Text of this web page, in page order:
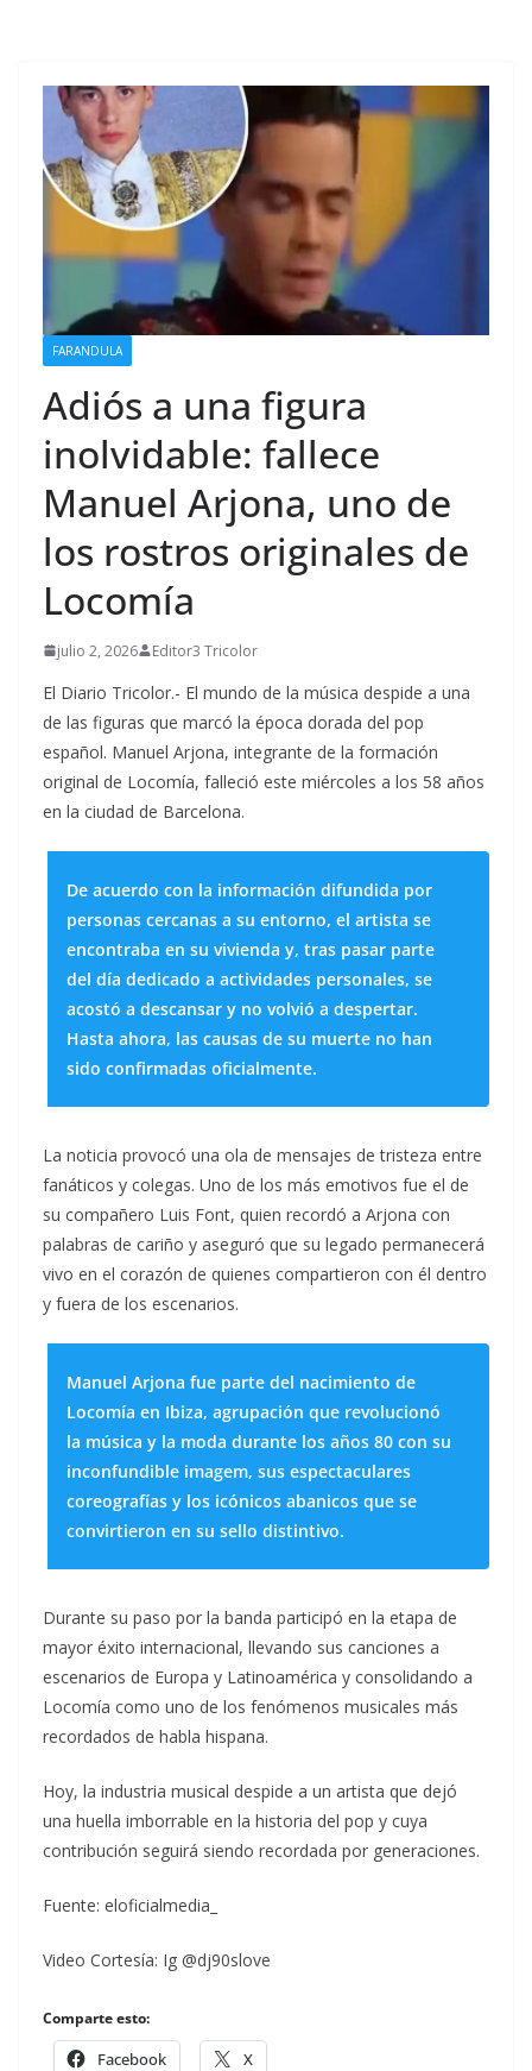
FARANDULA
Adiós a una figura
inolvidable: fallece
Manuel Arjona, uno de
los rostros originales de
Locomía
julio 2, 2026 Editor3 Tricolor
El Diario Tricolor.- El mundo de la música despide a una
de las figuras que marcó la época dorada del pop
español. Manuel Arjona, integrante de la formación
original de Locomía, falleció este miércoles a los 58 años
en la ciudad de Barcelona.
De acuerdo con la información difundida por
personas cercanas a su entorno, el artista se
encontraba en su vivienda y, tras pasar parte
del día dedicado a actividades personales, se
acostó a descansar y no volvió a despertar.
Hasta ahora, las causas de su muerte no han
sido confirmadas oficialmente.
La noticia provocó una ola de mensajes de tristeza entre
fanáticos y colegas. Uno de los más emotivos fue el de
su compañero Luis Font, quien recordó a Arjona con
palabras de cariño y aseguró que su legado permanecerá
vivo en el corazón de quienes compartieron con él dentro
y fuera de los escenarios.
Manuel Arjona fue parte del nacimiento de
Locomía en Ibiza, agrupación que revolucionó
la música y la moda durante los años 80 con su
inconfundible imagem, sus espectaculares
coreografías y los icónicos abanicos que se
convirtieron en su sello distintivo.
Durante su paso por la banda participó en la etapa de
mayor éxito internacional, llevando sus canciones a
escenarios de Europa y Latinoamérica y consolidando a
Locomía como uno de los fenómenos musicales más
recordados de habla hispana.
Hoy, la industria musical despide a un artista que dejó
una huella imborrable en la historia del pop y cuya
contribución seguirá siendo recordada por generaciones.
Fuente: eloficialmedia_
Video Cortesía: Ig @dj90slove
Comparte esto:
Facebook X